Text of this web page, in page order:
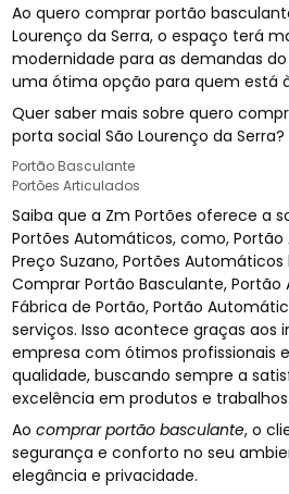
Ao quero comprar portão
Lourenço da Serra, o espaço terá
modernidade para as demandas do
uma ótima opção para quem está
Quer saber mais sobre quero
porta social São Lourenço da Serra?
Portão Basculante
Portões Articulados
Saiba que a Zm Portões oferece a
Portões Automáticos, como,
Preço Suzano, Portões Automáticos
Comprar Portão Basculante,
Fábrica de Portão, Portão
serviços. Isso acontece graças aos
empresa com ótimos profissionais
qualidade, buscando sempre a
excelência em produtos e trabalhos.
Aocomprar portão basculante, o
segurança e conforto no seu
elegância e privacidade.